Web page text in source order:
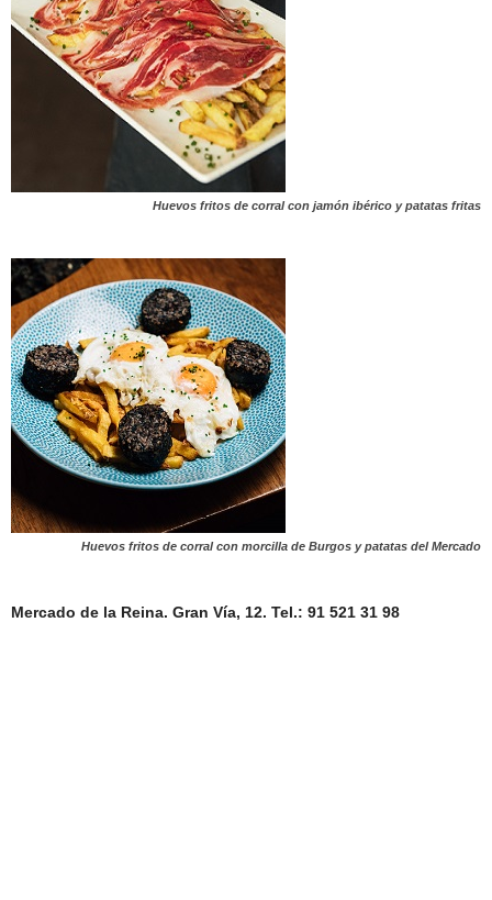
Huevos fritos de corral con jamón ibérico y patatas fritas
Huevos fritos de corral con morcilla de Burgos y patatas del Mercado
Mercado de la Reina. Gran Vía, 12. Tel.: 91 521 31 98